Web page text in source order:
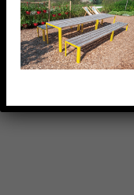
d’un moment de
parcs ou les jardins